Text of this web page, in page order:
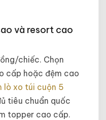
và resort cao
chiếc. Chọn
cấp hoặc đệm cao
lò xo túi cuộn 5
tiêu chuẩn quốc
topper cao cấp.